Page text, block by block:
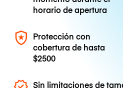
horario de apertura
Protección con
cobertura de hasta
$2500
Sin limitaciones de